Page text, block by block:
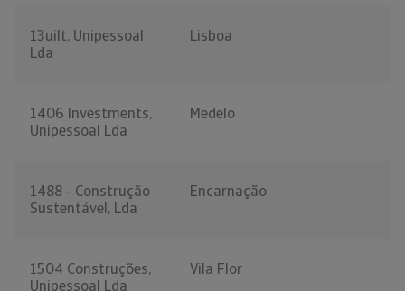
13uilt, Unipessoal
Lda
Lisboa
1406 Investments,
Unipessoal Lda
Medelo
1488 - Construção
Sustentável, Lda
Encarnação
1504 Construções,
Unipessoal Lda
Vila Flor